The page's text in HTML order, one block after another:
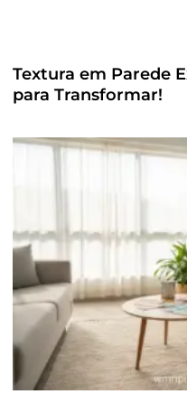
Textura em Parede
para Transformar!